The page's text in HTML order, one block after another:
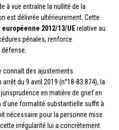
à vue entraîne la nullité de la
est délivrée ultérieurement. Cette
2012/13/UErelative au
pénales, renforce
connaît des ajustements
du 9 avril 2019 (n°18-83.874), la
en matière de grief en
formalité substantielle suffit à
nécessaire pour la personne mise
irrégularité lui a concrètement